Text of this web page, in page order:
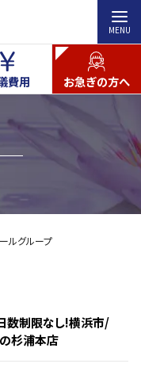
MENU
費用 お急ぎの方へ
ルグループ
数制限なし!横浜市/
杉浦本店